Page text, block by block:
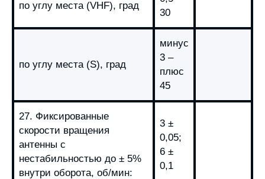
по углу места (VHF), град
30
по углу места (S), град
минус
3 –
плюс
45
27. Фиксированные
скорости вращения
антенны с
нестабильностью до ± 5%
внутри оборота, об/мин:
3 ±
0,05;
6 ±
0,1